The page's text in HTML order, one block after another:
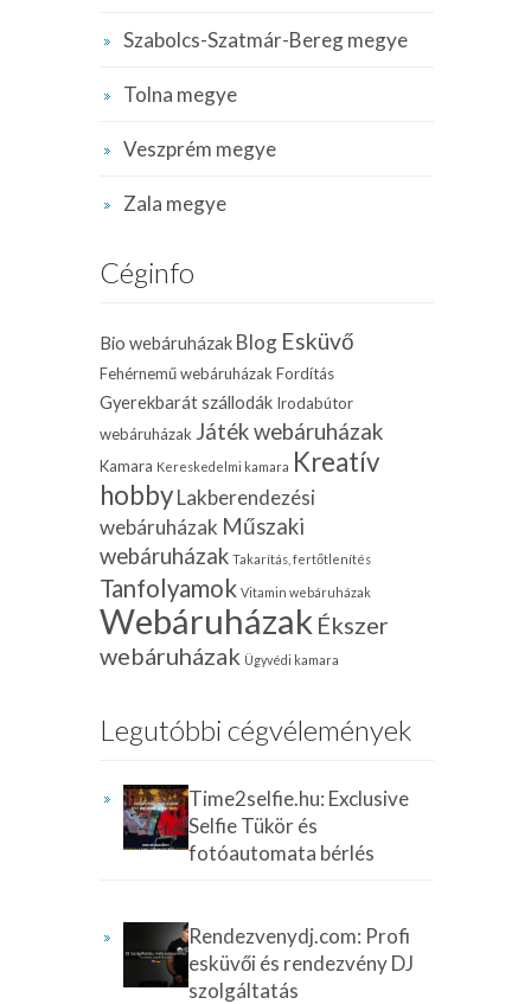
Szabolcs-Szatmár-Bereg megye
Tolna megye
Veszprém megye
Zala megye
Céginfo
Bio webáruházak Blog Esküvő
Fehérnemű webáruházak Fordítás
Gyerekbarát szállodák Irodabútor
webáruházak Játék webáruházak
Kamara Kereskedelmi kamara Kreatív
hobbyLakberendezési
webáruházak Műszaki
webáruházak Takarítás, fertőtlenítés
Tanfolyamok Vitamin webáruházak
Webáruházak Ékszer
webáruházak Ügyvédi kamara
Legutóbbi cégvélemények
Time2selfie.hu: Exclusive
Selfie Tükör és
fotóautomata bérlés
Rendezvenydj.com: Profi
esküvői és rendezvény DJ
szolgáltatás